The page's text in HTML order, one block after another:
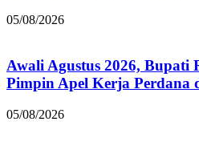
05/08/2026
Awali Agustus 2026, Bupati
Pimpin Apel Kerja Perdana
05/08/2026